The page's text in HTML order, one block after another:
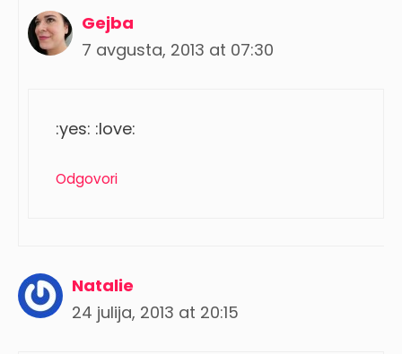
Gejba
7 avgusta, 2013 at 07:30
:yes: :love:
Odgovori
Natalie
24 julija, 2013 at 20:15